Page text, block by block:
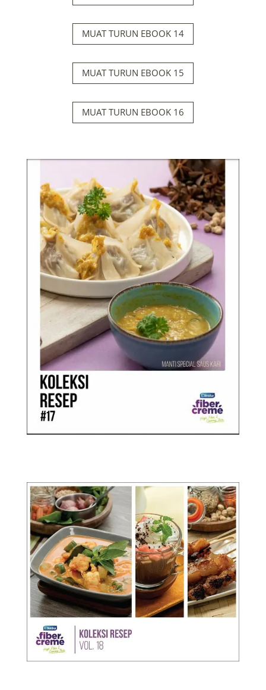
MUAT TURUN EBOOK 14
MUAT TURUN EBOOK 15
MUAT TURUN EBOOK 16